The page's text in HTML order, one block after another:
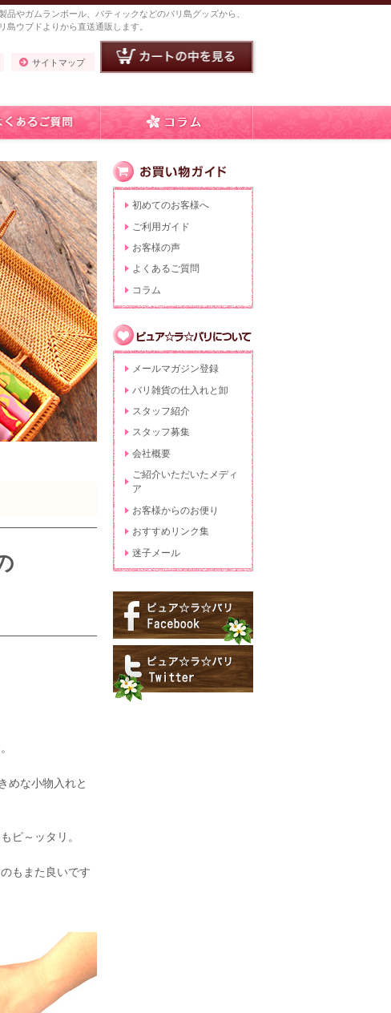
やガムランボール、バティックなどのバリ島グッズから、
ウブドよりから直送通販します。
サイトマップ
めな小物入れと
ピ～ッタリ。
もまた良いです
初めてのお客様へ
ご利用ガイド
お客様の声
よくあるご質問
コラム
メールマガジン登録
バリ雑貨の仕入れと卸
スタッフ紹介
スタッフ募集
会社概要
ご紹介いただいたメディ
ア
お客様からのお便り
おすすめリンク集
迷子メール